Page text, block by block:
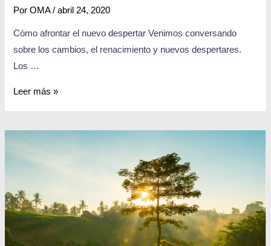
PorOMA /abril 24, 2020
Cómo afrontar el nuevo despertar Venimos conversando
sobre los cambios, el renacimiento y nuevos despertares.
Los …
Leer más »